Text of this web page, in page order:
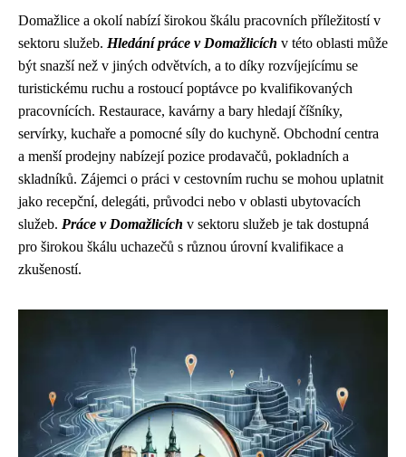
Domažlice a okolí nabízí širokou škálu pracovních příležitostí v
sektoru služeb. Hledání práce v Domažlicích v této oblasti může
být snazší než v jiných odvětvích, a to díky rozvíjejícímu se
turistickému ruchu a rostoucí poptávce po kvalifikovaných
pracovnících. Restaurace, kavárny a bary hledají číšníky,
servírky, kuchaře a pomocné síly do kuchyně. Obchodní centra
a menší prodejny nabízejí pozice prodavačů, pokladních a
skladníků. Zájemci o práci v cestovním ruchu se mohou uplatnit
jako recepční, delegáti, průvodci nebo v oblasti ubytovacích
služeb. Práce v Domažlicích v sektoru služeb je tak dostupná
pro širokou škálu uchazečů s různou úrovní kvalifikace a
zkušeností.